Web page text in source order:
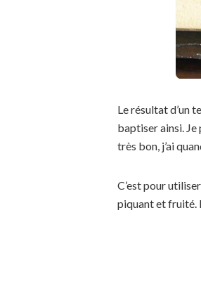
Le résultat d’un
baptiser ainsi. Je
très bon, j’ai
C’est pour
piquant et fruité.